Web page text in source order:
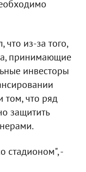
из-за того,
принимающие
инвесторы
том, что ряд
защитить
стадионом", -